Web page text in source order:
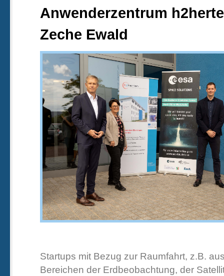
Anwenderzentrum
Zeche Ewald
Startups mit Bezug zur Raumfahrt, z.B.
Bereichen der Erdbeobachtung, der